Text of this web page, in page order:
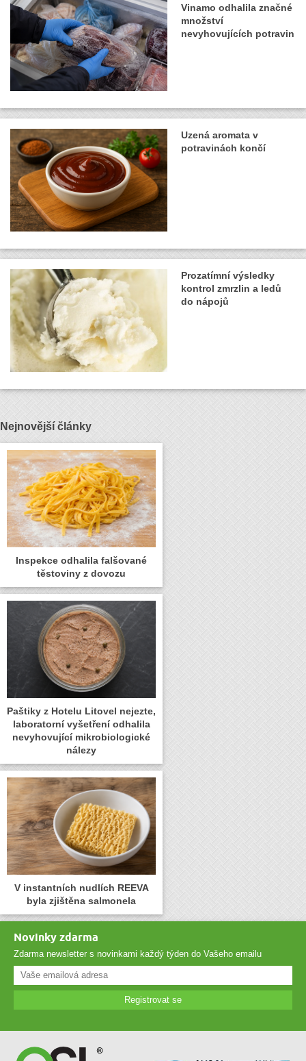
Vinamo odhalila značné
množství
nevyhovujících potravin
Uzená aromata v
potravinách končí
Prozatímní výsledky
kontrol zmrzlin a ledů
do nápojů
Nejnovější články
Inspekce odhalila falšované
těstoviny z dovozu
Paštiky z Hotelu Litovel nejezte,
laboratorní vyšetření odhalila
nevyhovující mikrobiologické
nálezy
V instantních nudlích REEVA
byla zjištěna salmonela
Novinky zdarma
Zdarma newsletter s novinkami každý týden do Vašeho emailu
Registrovat se